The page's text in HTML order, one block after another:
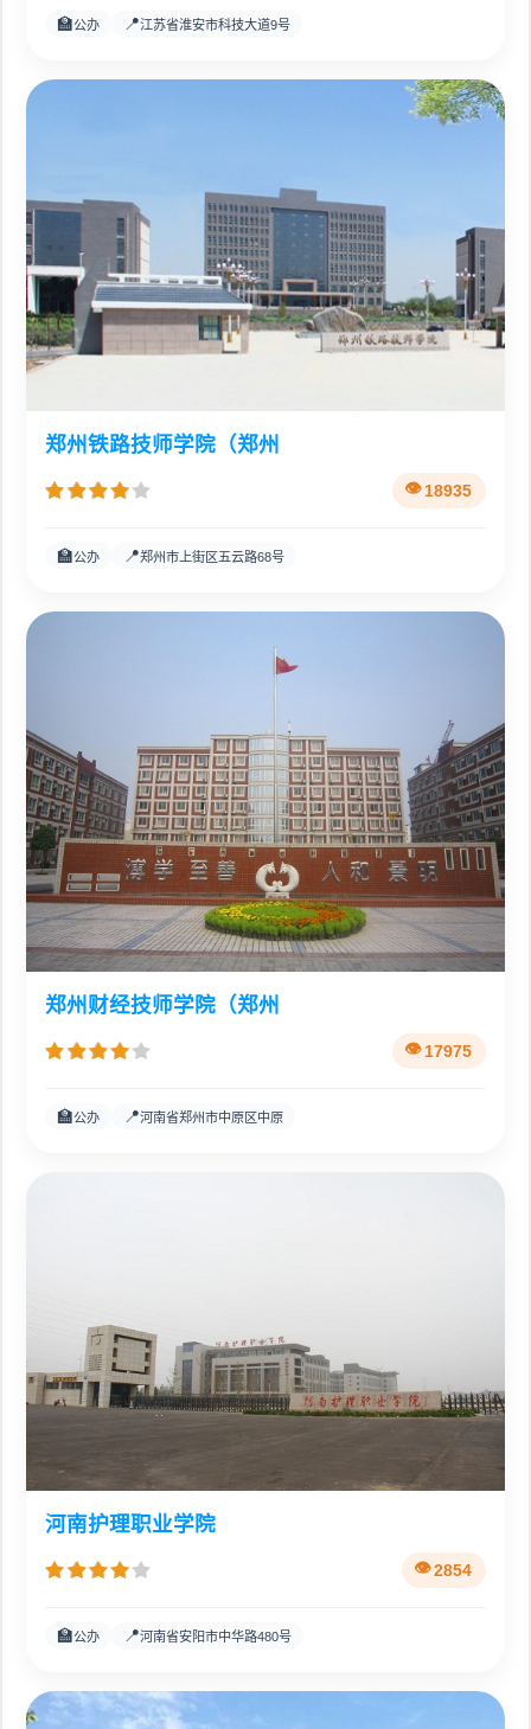
🏫公办 📍江苏省淮安市科技大道9号
郑州铁路技师学院（郑州
18935
🏫公办 📍郑州市上街区五云路68号
郑州财经技师学院（郑州
17975
🏫公办 📍河南省郑州市中原区中原
河南护理职业学院
2854
🏫公办 📍河南省安阳市中华路480号